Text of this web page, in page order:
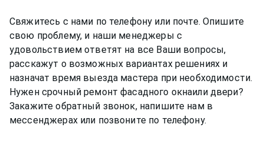
Свяжитесь с нами по телефону или почте. Опишите
свою проблему, и наши менеджеры с
удовольствием ответят на все Ваши вопросы,
расскажут о возможных вариантах решениях и
назначат время выезда мастера при необходимости.
Нужен срочный ремонтфасадного окнаили двери?
Закажите обратный звонок, напишите нам в
мессенджерах или позвоните по телефону.